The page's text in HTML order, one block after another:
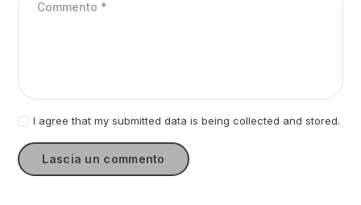
I agree that my submitted data is being collected and stored.